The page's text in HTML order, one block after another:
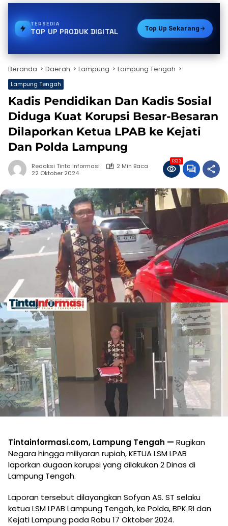
TERSEDIA
TOP UP PRODUK DIGITAL Top Up Sekarang
Beranda Daerah Lampung Lampung Tengah
Lampung Tengah
Kadis Pendidikan Dan Kadis Sosial
Diduga Kuat Korupsi Besar-Besaran
Dilaporkan Ketua LPAB ke Kejati
Dan Polda Lampung
Redaksi Tinta Informasi
2 Min Baca
22 Oktober 2024
1323
Tintainformasi.com, Lampung Tengah — Rugikan
Negara hingga miliyaran rupiah, KETUA LSM LPAB
laporkan dugaan korupsi yang dilakukan 2 Dinas di
Lampung Tengah.
Laporan tersebut dilayangkan Sofyan AS. ST selaku
ketua LSM LPAB Lampung Tengah, ke Polda, BPK RI dan
Kejati Lampung pada Rabu 17 Oktober 2024.